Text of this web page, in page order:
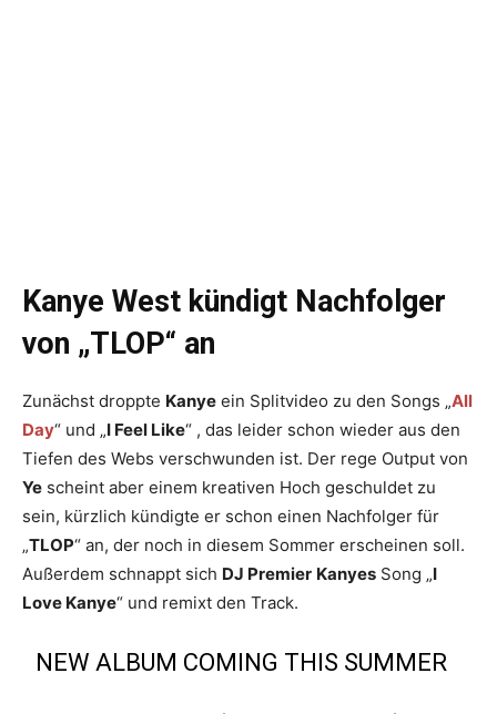
Kanye West kündigt Nachfolger
von „TLOP“ an
Zunächst droppte Kanye ein Splitvideo zu den Songs „All
Day“ und „I Feel Like“ , das leider schon wieder aus den
Tiefen des Webs verschwunden ist. Der rege Output von
Ye scheint aber einem kreativen Hoch geschuldet zu
sein, kürzlich kündigte er schon einen Nachfolger für
„TLOP“ an, der noch in diesem Sommer erscheinen soll.
Außerdem schnappt sich DJ Premier Kanyes Song „I
Love Kanye“ und remixt den Track.
NEW ALBUM COMING THIS SUMMER